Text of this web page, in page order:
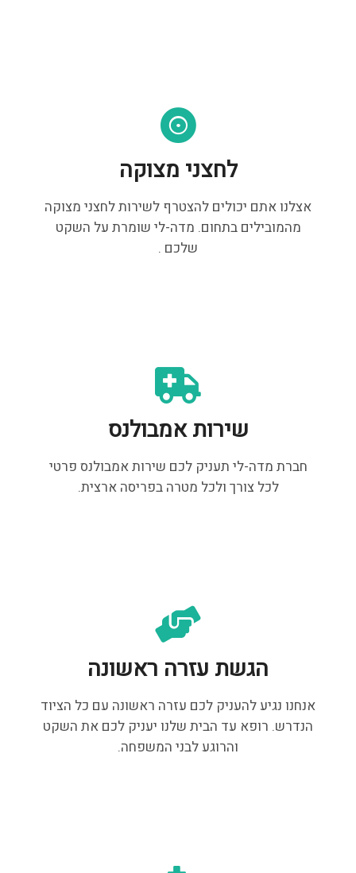
לחצני מצוקה
אצלנו אתם יכולים להצטרף לשירות לחצני מצוקה
מהמובילים בתחום. מדה-לי שומרת על השקט
שלכם .
שירות אמבולנס
חברת מדה-לי תעניק לכם שירות אמבולנס פרטי
לכל צורך ולכל מטרה בפריסה ארצית.
הגשת עזרה ראשונה
אנחנו נגיע להעניק לכם עזרה ראשונה עם כל הציוד
הנדרש. רופא עד הבית שלנו יעניק לכם את השקט
והרוגע לבני המשפחה.